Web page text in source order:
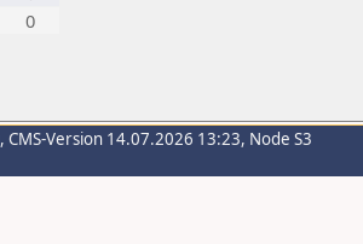
0
, CMS-Version 14.07.2026 13:23, Node S3